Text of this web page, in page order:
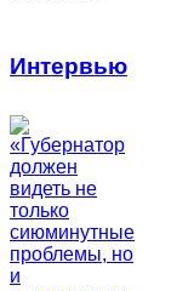
Интервью